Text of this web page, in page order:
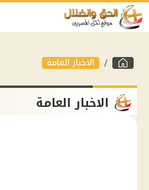
الاخبار العامة
الاخبار العامة